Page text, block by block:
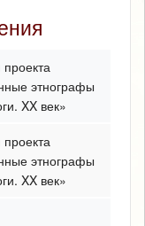
этнографы
XX век»
этнографы
XX век»